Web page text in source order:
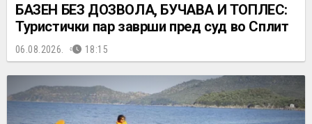
БАЗЕН БЕЗ ДОЗВОЛА, БУЧАВА И ТОПЛЕС:
Туристички пар заврши пред суд во Сплит
06.08.2026. 18:15